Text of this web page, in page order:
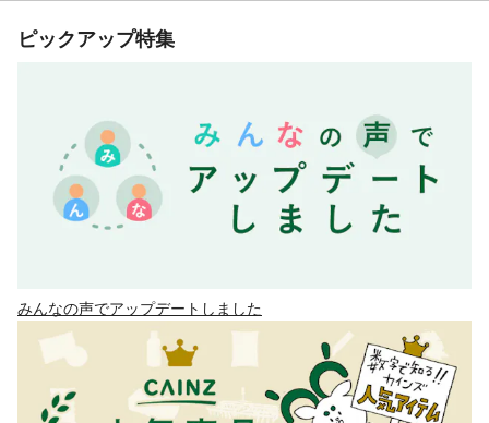
ピックアップ特集
みんなの声でアップデートしました